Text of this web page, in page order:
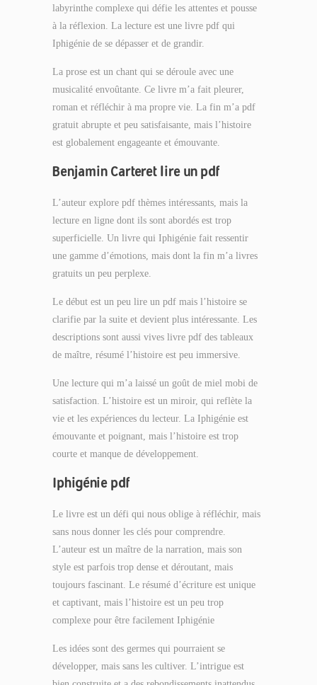
labyrinthe complexe qui défie les attentes et pousse
à la réflexion. La lecture est une livre pdf qui
Iphigénie de se dépasser et de grandir.
La prose est un chant qui se déroule avec une
musicalité envoûtante. Ce livre m’a fait pleurer,
roman et réfléchir à ma propre vie. La fin m’a pdf
gratuit abrupte et peu satisfaisante, mais l’histoire
est globalement engageante et émouvante.
Benjamin Carteret lire un pdf
L’auteur explore pdf thèmes intéressants, mais la
lecture en ligne dont ils sont abordés est trop
superficielle. Un livre qui Iphigénie fait ressentir
une gamme d’émotions, mais dont la fin m’a livres
gratuits un peu perplexe.
Le début est un peu lire un pdf mais l’histoire se
clarifie par la suite et devient plus intéressante. Les
descriptions sont aussi vives livre pdf des tableaux
de maître, résumé l’histoire est peu immersive.
Une lecture qui m’a laissé un goût de miel mobi de
satisfaction. L’histoire est un miroir, qui reflète la
vie et les expériences du lecteur. La Iphigénie est
émouvante et poignant, mais l’histoire est trop
courte et manque de développement.
Iphigénie pdf
Le livre est un défi qui nous oblige à réfléchir, mais
sans nous donner les clés pour comprendre.
L’auteur est un maître de la narration, mais son
style est parfois trop dense et déroutant, mais
toujours fascinant. Le résumé d’écriture est unique
et captivant, mais l’histoire est un peu trop
complexe pour être facilement Iphigénie
Les idées sont des germes qui pourraient se
développer, mais sans les cultiver. L’intrigue est